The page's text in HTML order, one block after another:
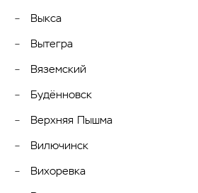
Выкса
Вытегра
Вяземский
Будённовск
Верхняя Пышма
Вилючинск
Вихоревка